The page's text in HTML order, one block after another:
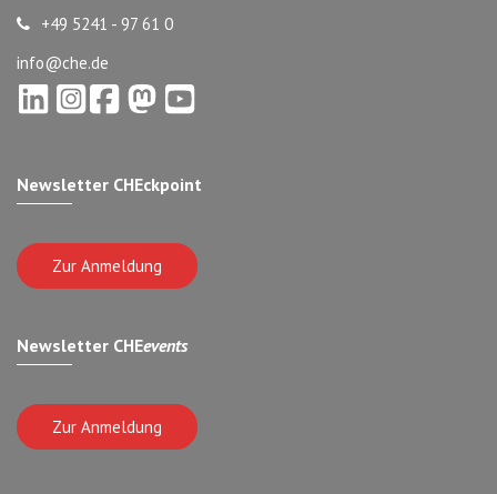
+49 5241 - 97 61 0
info@che.de
Newsletter CHEckpoint
Zur Anmeldung
Newsletter CHEevents
Zur Anmeldung